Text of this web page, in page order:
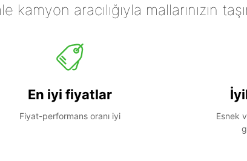
kamyon aracılığıyla mallarınızın
En iyi fiyatlar
Fiyat-performans oranı iyi
Esnek